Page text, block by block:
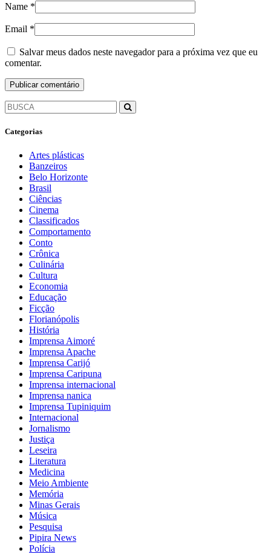
Name *
Email *
Salvar meus dados neste navegador para a próxima vez que eu
comentar.
Categorias
Artes plásticas
Banzeiros
Belo Horizonte
Brasil
Ciências
Cinema
Classificados
Comportamento
Conto
Crônica
Culinária
Cultura
Economia
Educação
Ficção
Florianópolis
História
Imprensa Aimoré
Imprensa Apache
Imprensa Carijó
Imprensa Caripuna
Imprensa internacional
Imprensa nanica
Imprensa Tupiniquim
Internacional
Jornalismo
Justiça
Leseira
Literatura
Medicina
Meio Ambiente
Memória
Minas Gerais
Música
Pesquisa
Pipira News
Polícia